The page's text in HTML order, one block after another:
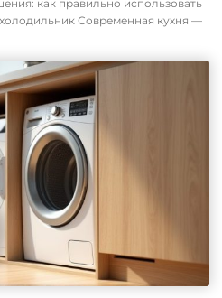
как правильно использовать
Современная кухня —